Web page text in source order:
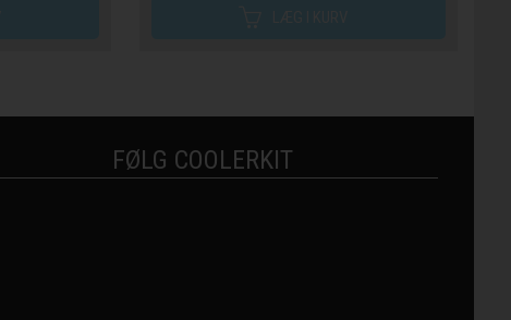
FØLG COOLERKIT